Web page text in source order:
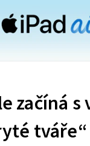
začíná